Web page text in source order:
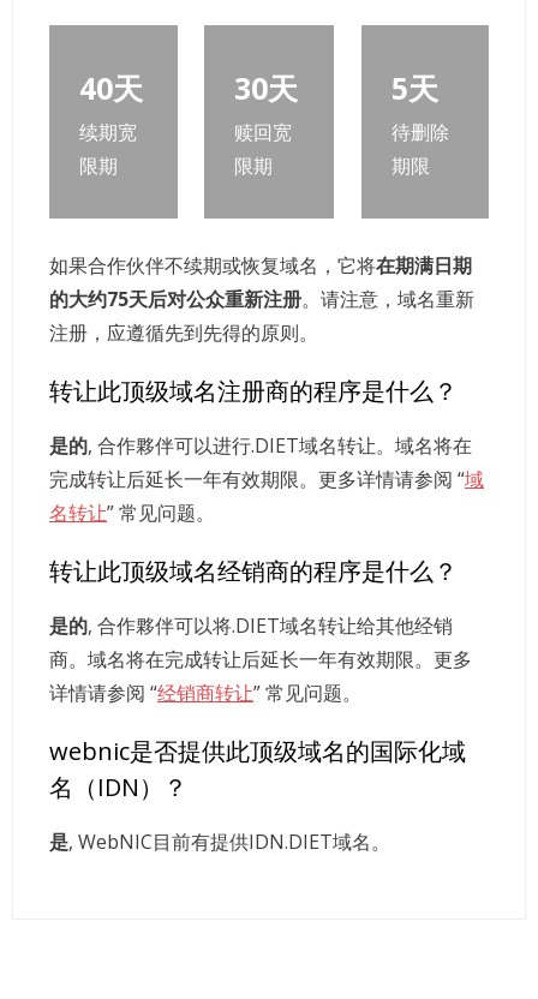
40天
续期宽
限期
30天
赎回宽
限期
5天
待删除
期限
如果合作伙伴不续期或恢复域名，它将在期满日期
的大约75天后对公众重新注册。请注意，域名重新
注册，应遵循先到先得的原则。
转让此顶级域名注册商的程序是什么？
是的, 合作夥伴可以进行.DIET域名转让。域名将在
完成转让后延长一年有效期限。更多详情请参阅 “域
名转让” 常见问题。
转让此顶级域名经销商的程序是什么？
是的, 合作夥伴可以将.DIET域名转让给其他经销
商。域名将在完成转让后延长一年有效期限。更多
详情请参阅 “经销商转让” 常见问题。
webnic是否提供此顶级域名的国际化域
名（IDN）？
是, WebNIC目前有提供IDN.DIET域名。